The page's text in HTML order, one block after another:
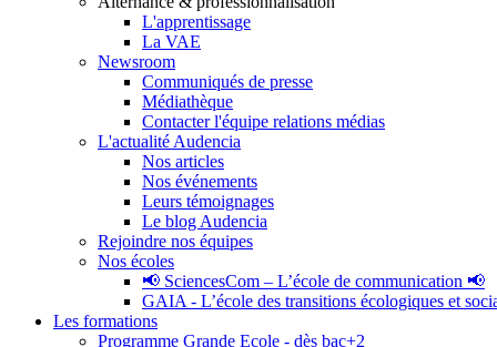
L'apprentissage
La VAE
Newsroom
Communiqués de presse
Médiathèque
Contacter l'équipe relations médias
L'actualité Audencia
Nos articles
Nos événements
Leurs témoignages
Le blog Audencia
Rejoindre nos équipes
Nos écoles
📢 SciencesCom – L’école de communication 📢
GAIA - L’école des transitions écologiques et
Les formations
Programme Grande Ecole - dès bac+2